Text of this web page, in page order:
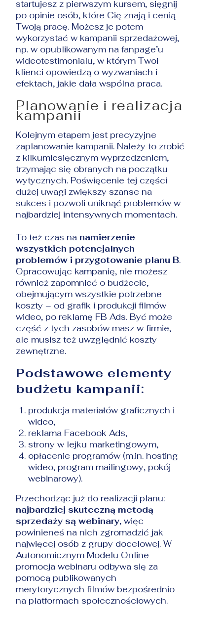
startujesz z pierwszym kursem, sięgnij
po opinie osób, które Cię znają i cenią
Twoją pracę. Możesz je potem
wykorzystać w kampanii sprzedażowej,
np. w opublikowanym na fanpage’u
wideotestimonialu, w którym Twoi
klienci opowiedzą o wyzwaniach i
efektach, jakie dała wspólna praca.
Planowanie i realizacja
kampanii
Kolejnym etapem jest precyzyjne
zaplanowanie kampanii. Należy to zrobić
z kilkumiesięcznym wyprzedzeniem,
trzymając się obranych na początku
wytycznych. Poświęcenie tej części
dużej uwagi zwiększy szanse na
sukces i pozwoli uniknąć problemów w
najbardziej intensywnych momentach.
To też czas na namierzenie
wszystkich potencjalnych
problemów i przygotowanie planu B.
Opracowując kampanię, nie możesz
również zapomnieć o budżecie,
obejmującym wszystkie potrzebne
koszty – od grafik i produkcji filmów
wideo, po reklamę FB Ads. Być może
część z tych zasobów masz w firmie,
ale musisz też uwzględnić koszty
zewnętrzne.
Podstawowe elementy
budżetu kampanii:
produkcja materiałów graficznych i
wideo,
reklama Facebook Ads,
strony w lejku marketingowym,
opłacenie programów (m.in. hosting
wideo, program mailingowy, pokój
webinarowy).
Przechodząc już do realizacji planu:
najbardziej skuteczną metodą
sprzedaży są webinary, więc
powinieneś na nich zgromadzić jak
najwięcej osób z grupy docelowej. W
Autonomicznym Modelu Online
promocja webinaru odbywa się za
pomocą publikowanych
merytorycznych filmów bezpośrednio
na platformach społecznościowych.